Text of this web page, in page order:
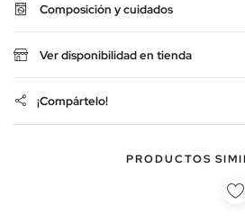
Composición y cuidados
Ver disponibilidad en tienda
¡Compártelo!
PRODUCTOS